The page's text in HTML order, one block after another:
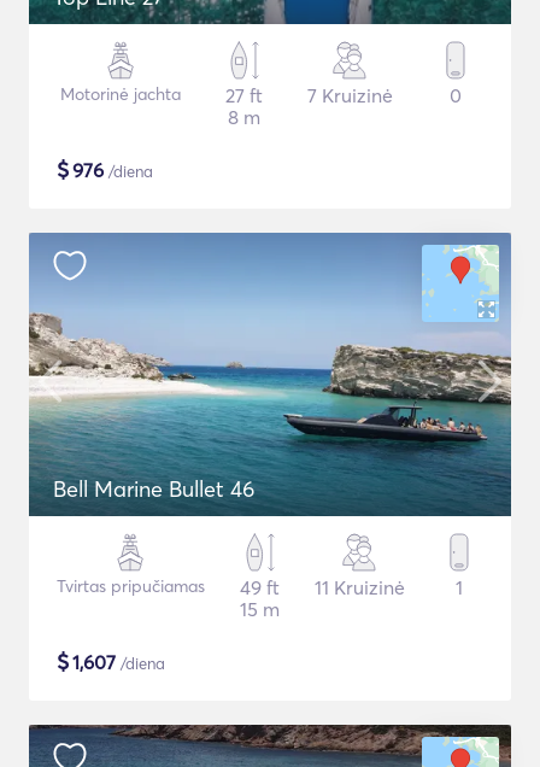
Motorinė jachta
27 ft
8 m
7 Kruizinė 0
$976 /diena
Bell Marine Bullet 46
Tvirtas pripučiamas
49 ft
15 m
11 Kruizinė 1
$1,607 /diena